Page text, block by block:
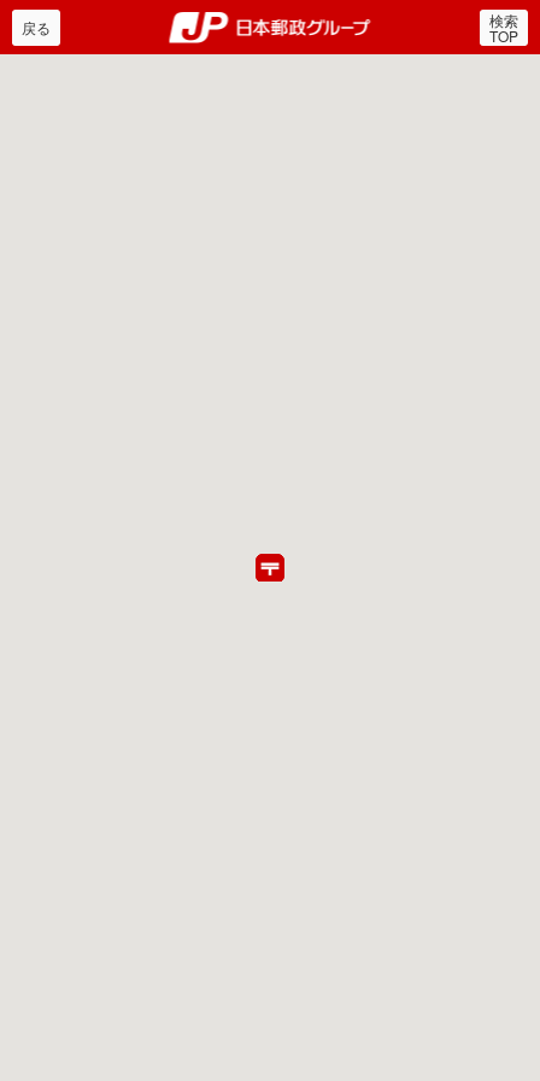
郵便局・日本郵政グルー
戻る 検索
TOP